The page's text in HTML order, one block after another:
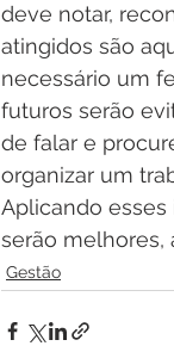
deve notar,
atingidos são
necessário um
futuros serão
de falar e
organizar um
Aplicando
serão melhores,
Gestão